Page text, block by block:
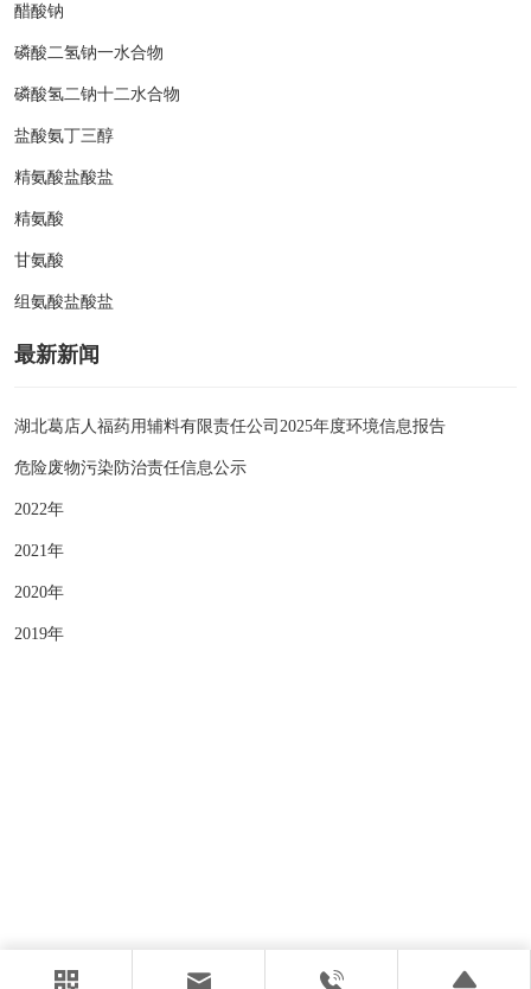
醋酸钠
磷酸二氢钠一水合物
磷酸氢二钠十二水合物
盐酸氨丁三醇
精氨酸盐酸盐
精氨酸
甘氨酸
组氨酸盐酸盐
最新新闻
湖北葛店人福药用辅料有限责任公司2025年度环境信息报告
危险废物污染防治责任信息公示
2022年
2021年
2020年
2019年